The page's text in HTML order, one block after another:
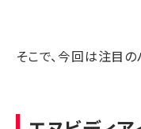
そこで、今回は注目